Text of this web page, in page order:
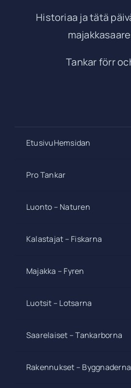
Historiaa ja tätä
Tankar förr
EtusivuHemsidan
Pro Tankar
Luonto – Naturen
Kalastajat – Fiskarna
Majakka – Fyren
Luotsit – Lotsarna
Saarelaiset – Tankarborna
Rakennukset – Byggnaderna